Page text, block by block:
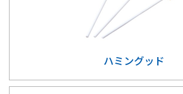
ハミングッド